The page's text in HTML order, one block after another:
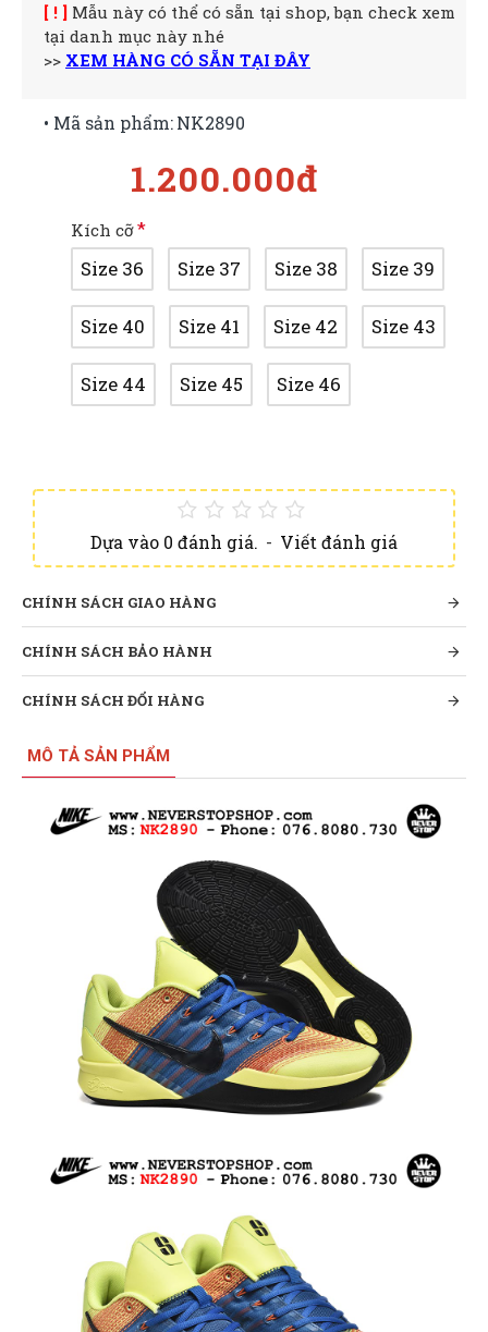
[ ! ] Mẫu này có thể có sẵn tại shop, bạn check xem
tại danh mục này nhé
>> XEM HÀNG CÓ SẴN TẠI ĐÂY
Dựa vào 0 đánh giá. - Viết đánh giá
1.200.000đ
• Mã sản phẩm:NK2890
Kích cỡ
Size 36 Size 37 Size 38 Size 39
Size 40 Size 41 Size 42 Size 43
Size 44 Size 45 Size 46
CHÍNH SÁCH GIAO HÀNG
CHÍNH SÁCH BẢO HÀNH
CHÍNH SÁCH ĐỔI HÀNG
MÔ TẢ SẢN PHẨM